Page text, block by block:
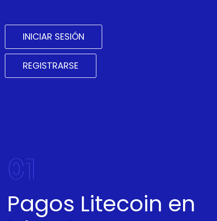
INICIAR SESIÓN
REGISTRARSE
01
Pagos Litecoin en